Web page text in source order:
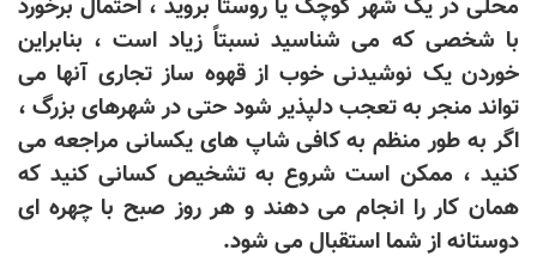
محلی در یک شهر کوچک یا روستا بروید ، احتمال برخورد
با شخصی که می شناسید نسبتاً زیاد است ، بنابراین
خوردن یک نوشیدنی خوب از قهوه ساز تجاری آنها می
تواند منجر به تعجب دلپذیر شود حتی در شهرهای بزرگ ،
اگر به طور منظم به کافی شاپ های یکسانی مراجعه می
کنید ، ممکن است شروع به تشخیص کسانی کنید که
همان کار را انجام می دهند و هر روز صبح با چهره ای
دوستانه از شما استقبال می شود.